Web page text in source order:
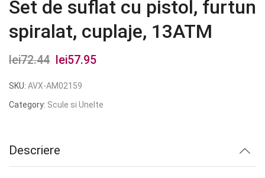
Set de suflat cu pistol, furtun
spiralat, cuplaje, 13ATM
lei72.44
Prețul
inițial
a
lei57.95
este:
SKU: AVX-AM02159
Category: Scule si Unelte
Descriere